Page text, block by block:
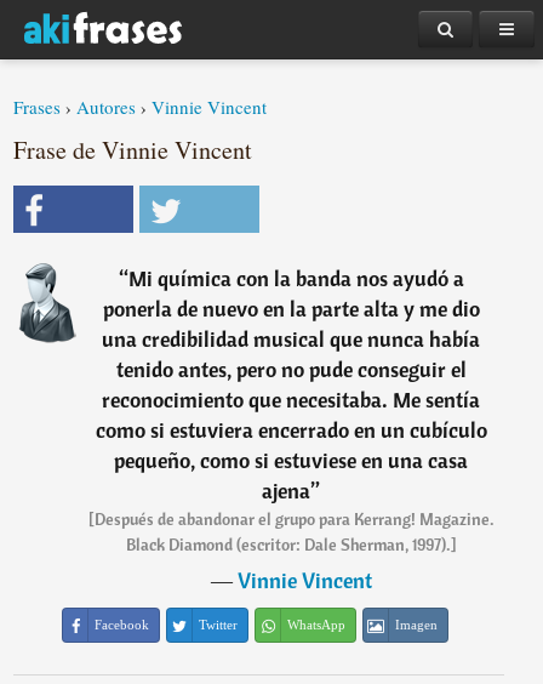
Frases ›Autores ›Vinnie Vincent
Frase de Vinnie Vincent
“Mi química con la banda nos ayudó a
ponerla de nuevo en la parte alta y me dio
una credibilidad musical que nunca había
tenido antes, pero no pude conseguir el
reconocimiento que necesitaba. Me sentía
como si estuviera encerrado en un cubículo
pequeño, como si estuviese en una casa
ajena”
[Después de abandonar el grupo para Kerrang! Magazine.
Black Diamond (escritor: Dale Sherman, 1997).]
―Vinnie Vincent
Facebook Twitter WhatsApp Imagen